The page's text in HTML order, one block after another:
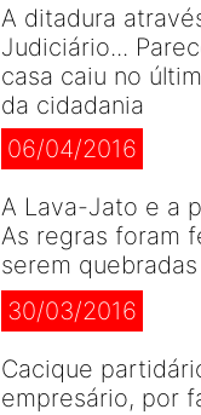
A ditadura
Judiciário...
casa caiu no
da cidadania
06/04/2016
A Lava-Jato e a
As regras foram
serem quebradas
30/03/2016
Cacique
empresário, por